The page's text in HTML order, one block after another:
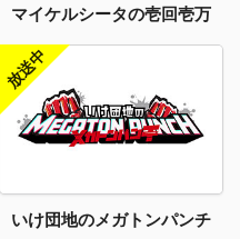
マイケルシータの壱回壱万
いけ団地のメガトンパンチ